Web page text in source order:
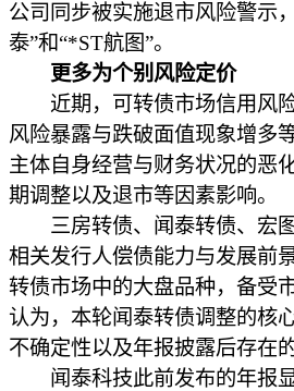
公司同步被实施退市风险警示
泰”和“*ST航图”。
更多为个别风险定价
近期，可转债市场信用风险
风险暴露与跌破面值现象增多
主体自身经营与财务状况的恶
期调整以及退市等因素影响。
三房转债、闻泰转债、宏图
相关发行人偿债能力与发展前
转债市场中的大盘品种，备受
认为，本轮闻泰转债调整的核
不确定性以及年报披露后存在
闻泰科技此前发布的年报显